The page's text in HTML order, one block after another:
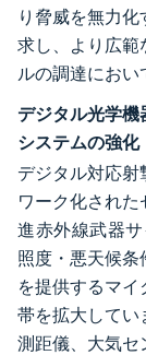
り脅威を無力
求し、より広範
ルの調達におい
デジタル光学
システムの強化
デジタル対応射
ワーク化され
進赤外線武器
照度・悪天候
を提供するマ
帯を拡大してい
測距儀、大気セ